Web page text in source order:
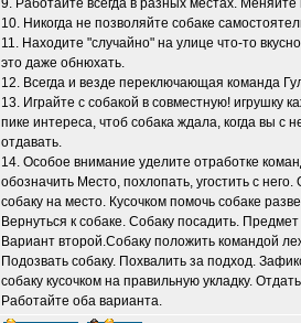
9. Работайте всегда в разных местах. Меняйте
10. Никогда не позволяйте собаке
11. Находите "случайно" на улице что-то
это даже обнюхать.
12. Всегда и везде переключающая команда
13. Играйте с собакой в совместную! игрушку
пике интереса, чтоб собака ждала, когда вы с
отдавать.
14. Особое внимание уделите отработке
обозначить Место, похлопать, угостить с
собаку на место. Кусочком помочь собаке
Вернуться к собаке. Собаку посадить.
Вариант второй.Собаку положить командой
Подозвать собаку. Похвалить за подход.
собаку кусочком на правильную укладку.
Работайте оба варианта.